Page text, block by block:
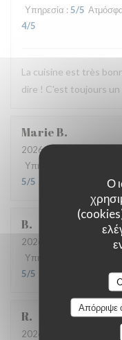
Ο
Απόρριψε
Υπηρεσία :5/5
4/5
La cuisine est très
dire ! C'est toujours un
MarieB
2026-07-21
Υπηρεσία
5/5
B
2026-07-08
- 20:00 -
Υπηρεσία
5/5
R
2026-06-17
- 13:00 -